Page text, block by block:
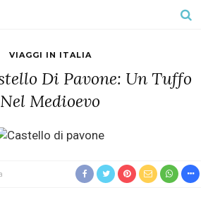
VIAGGI IN ITALIA
Di Pavone: Un Tuffo
Nel Medioevo